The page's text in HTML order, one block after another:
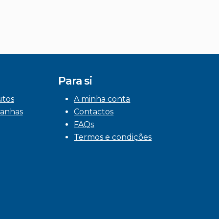
Para si
A minha conta
Contactos
FAQs
Termos e condições